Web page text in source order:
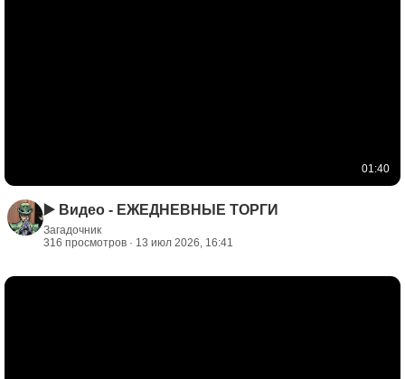
01:40
▶️ Видео - ЕЖЕДНЕВНЫЕ ТОРГИ
Загадочник
316 просмотров · 13 июл 2026, 16:41